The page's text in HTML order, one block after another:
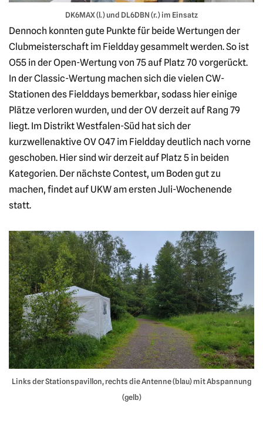
DK6MAX (l.) und DL6DBN (r.) im Einsatz
Dennoch konnten gute Punkte für beide Wertungen der
Clubmeisterschaft im Fieldday gesammelt werden. So ist
O55 in der Open-Wertung von 75 auf Platz 70 vorgerückt.
In der Classic-Wertung machen sich die vielen CW-
Stationen des Fielddays bemerkbar, sodass hier einige
Plätze verloren wurden, und der OV derzeit auf Rang 79
liegt. Im Distrikt Westfalen-Süd hat sich der
kurzwellenaktive OV O47 im Fieldday deutlich nach vorne
geschoben. Hier sind wir derzeit auf Platz 5 in beiden
Kategorien. Der nächste Contest, um Boden gut zu
machen, findet auf UKW am ersten Juli-Wochenende
statt.
Links der Stationspavillon, rechts die Antenne (blau) mit Abspannung
(gelb)